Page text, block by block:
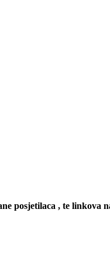
posjetilaca , te linkova